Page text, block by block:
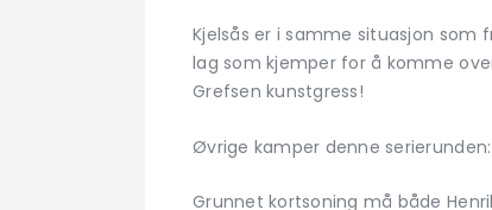
Kjelsås er i samme situasjon
lag som kjemper for å komme
Grefsen kunstgress!
Øvrige kamper denne
Grunnet kortsoning må både